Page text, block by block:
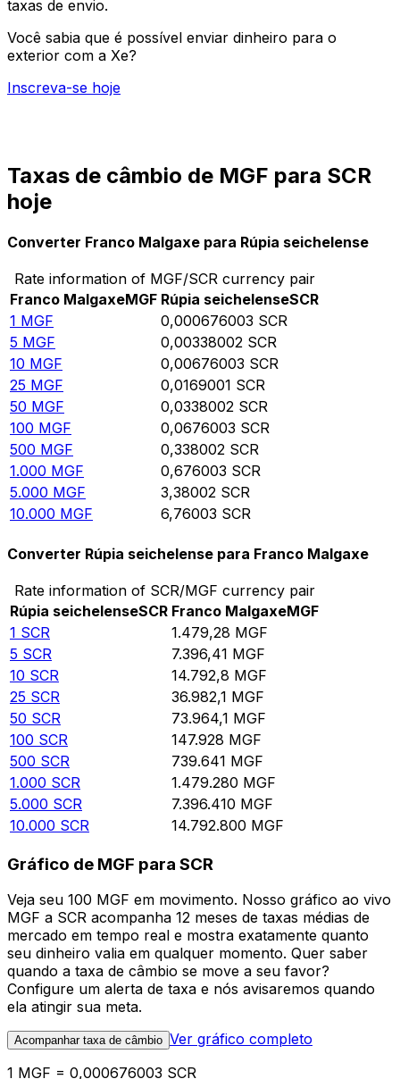
taxas de envio.
Você sabia que é possível enviar dinheiro para o
exterior com a Xe?
Inscreva-se hoje
Taxas de câmbio de MGF para SCR
hoje
Converter Franco Malgaxe para Rúpia seichelense
Rate information of MGF/SCR currency pair
Franco MalgaxeMGF Rúpia seichelenseSCR
1 MGF 0,000676003 SCR
5 MGF 0,00338002 SCR
10 MGF 0,00676003 SCR
25 MGF 0,0169001 SCR
50 MGF 0,0338002 SCR
100 MGF 0,0676003 SCR
500 MGF 0,338002 SCR
1.000 MGF 0,676003 SCR
5.000 MGF 3,38002 SCR
10.000 MGF 6,76003 SCR
Converter Rúpia seichelense para Franco Malgaxe
Rate information of SCR/MGF currency pair
Rúpia seichelenseSCR Franco MalgaxeMGF
1 SCR 1.479,28 MGF
5 SCR 7.396,41 MGF
10 SCR 14.792,8 MGF
25 SCR 36.982,1 MGF
50 SCR 73.964,1 MGF
100 SCR 147.928 MGF
500 SCR 739.641 MGF
1.000 SCR 1.479.280 MGF
5.000 SCR 7.396.410 MGF
10.000 SCR 14.792.800 MGF
Gráfico de MGF para SCR
Veja seu 100 MGF em movimento. Nosso gráfico ao vivo
MGF a SCR acompanha 12 meses de taxas médias de
mercado em tempo real e mostra exatamente quanto
seu dinheiro valia em qualquer momento. Quer saber
quando a taxa de câmbio se move a seu favor?
Configure um alerta de taxa e nós avisaremos quando
ela atingir sua meta.
Acompanhar taxa de câmbio Ver gráfico completo
1 MGF = 0,000676003 SCR